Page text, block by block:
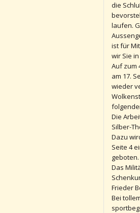
die
laufen.
ist für
wir Sie
Auf zum
am 17.
wieder
Die
Silber-
Dazu
Seite 4
geboten.
Das
Frieder
Bei